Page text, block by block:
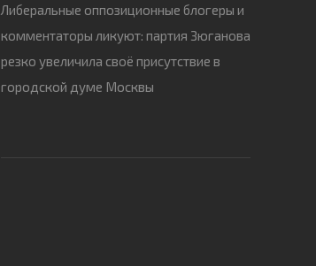
Либеральные оппозиционные блогеры и
комментаторы ликуют: партия Зюганова
резко увеличила своё присутствие в
городской думе Москвы